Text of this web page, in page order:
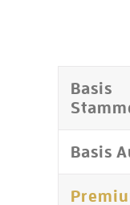
Basis
Basis